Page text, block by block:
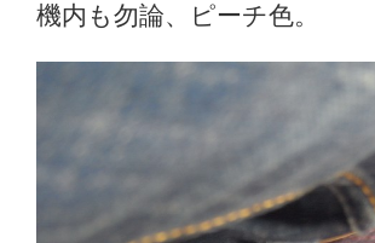
機内も勿論、ピーチ色。